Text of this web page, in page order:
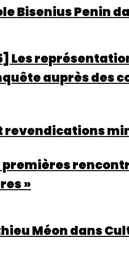
Bisenius Penin
Les
auprès des
revendications
premières
»
Méon dans